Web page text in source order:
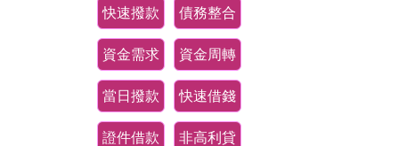
快速撥款 債務整合
資金需求 資金周轉
當日撥款 快速借錢
證件借款 非高利貸